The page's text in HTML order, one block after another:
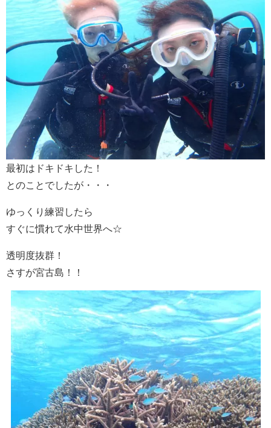
最初はドキドキした！
とのことでしたが・・・
ゆっくり練習したら
すぐに慣れて水中世界へ☆
透明度抜群！
さすが宮古島！！